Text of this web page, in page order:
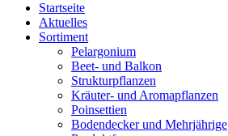
Startseite
Aktuelles
Sortiment
Pelargonium
Beet- und Balkon
Strukturpflanzen
Kräuter- und Aromapflanzen
Poinsettien
Bodendecker und Mehrjährige